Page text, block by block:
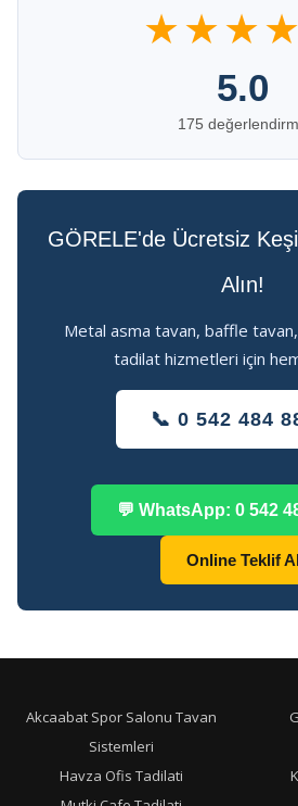
5.0
175
GÖRELE'de Ücretsiz
Alın!
Metal asma tavan, baffle
tadilat hizmetleri için
📞 0 542 484
💬 WhatsApp: 0 542
Online Teklif
Akcaabat Spor Salonu Tavan
Sistemleri
Havza Ofis Tadilati